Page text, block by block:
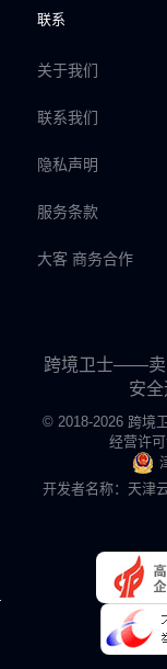
联系
关于我们
联系我们
隐私声明
服务条款
大客 商务合作
跨境卫士——卖
安
© 2018-2026 跨境
经营许
开发者名称：天津